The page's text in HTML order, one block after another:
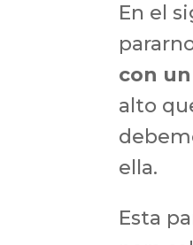
En el
con
alto
ella.
Esta